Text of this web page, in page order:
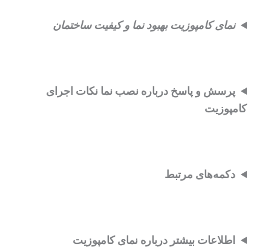
نمای کامپوزیت بهبود نما و کیفیت ساختمان
پرسش و پاسخ درباره نصب نما نکات اجرای
کامپوزیت
دکمه‌های مرتبط
اطلاعات بیشتر درباره نمای کامپوزیت